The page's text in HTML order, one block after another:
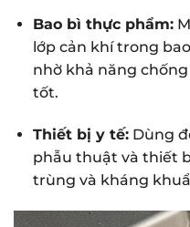
Bao bì thực phẩm:
lớp cản khí trong
nhờ khả năng
tốt.
Thiết bị y tế:Dùng
phẫu thuật và thiết
trùng và kháng